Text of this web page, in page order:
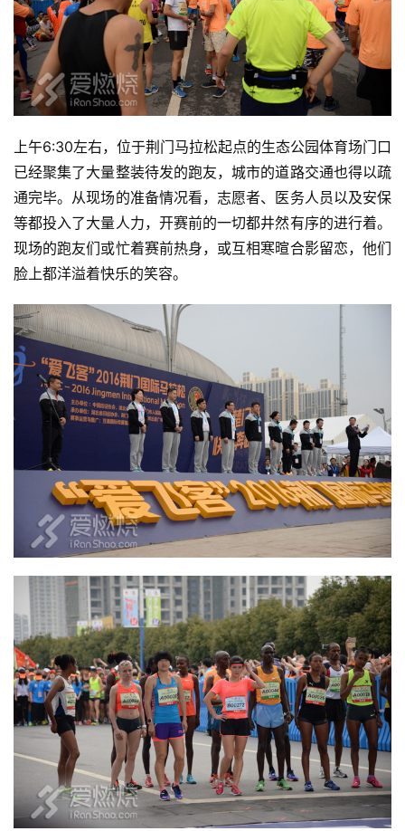
上午6:30左右，位于荆门马拉松起点的生态公园体育场门口
已经聚集了大量整装待发的跑友，城市的道路交通也得以疏
通完毕。从现场的准备情况看，志愿者、医务人员以及安保
等都投入了大量人力，开赛前的一切都井然有序的进行着。
现场的跑友们或忙着赛前热身，或互相寒暄合影留恋，他们
脸上都洋溢着快乐的笑容。